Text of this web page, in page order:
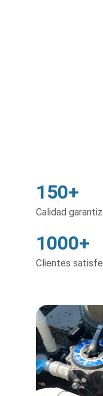
150+
1000+
Clientes
Calidad